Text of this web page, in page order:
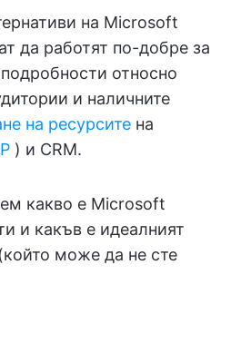
на Microsoft
да работят по-добре за
относно
и наличните
на ресурсите на
) и CRM.
какво е Microsoft
и какъв е идеалният
може да не сте